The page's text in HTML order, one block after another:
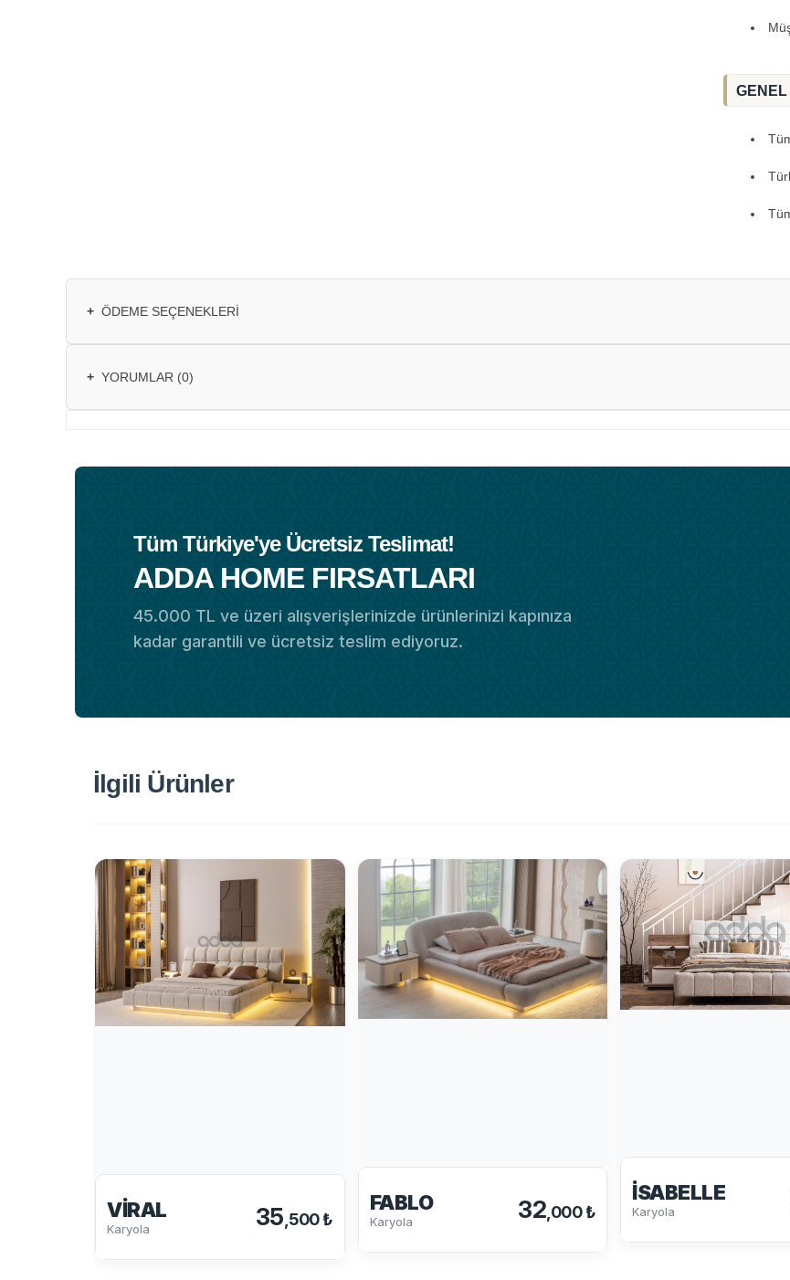
+ ÖDEME SEÇENEKLERI
+ YORUMLAR (0)
Tüm Türkiye'ye Ücretsiz Teslimat!
ADDA HOME FIRSATLARI
45.000 TL ve üzeri alışverişlerinizde ürünlerinizi kapınıza
kadar garantili ve ücretsiz teslim ediyoruz.
İlgili Ürünler
VIRAL
Karyola 35 ,500 ₺
FABLO
Karyola 32,000 ₺
İSABELLE
Karyola